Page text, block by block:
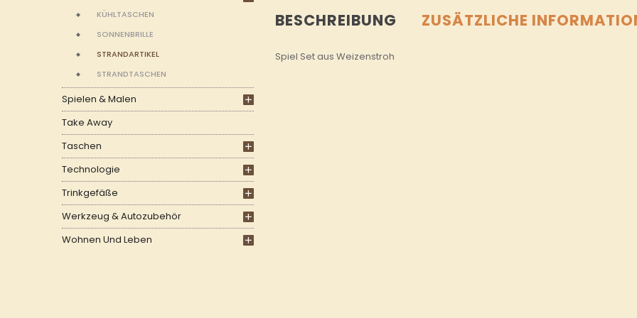
KÜHLTASCHEN
SONNENBRILLE
STRANDARTIKEL
STRANDTASCHEN
Spielen & Malen
Take Away
Taschen
Technologie
Trinkgefäße
Werkzeug & Autozubehör
Wohnen Und Leben
BESCHREIBUNG ZUSÄTZLICHE
Spiel Set aus Weizenstroh